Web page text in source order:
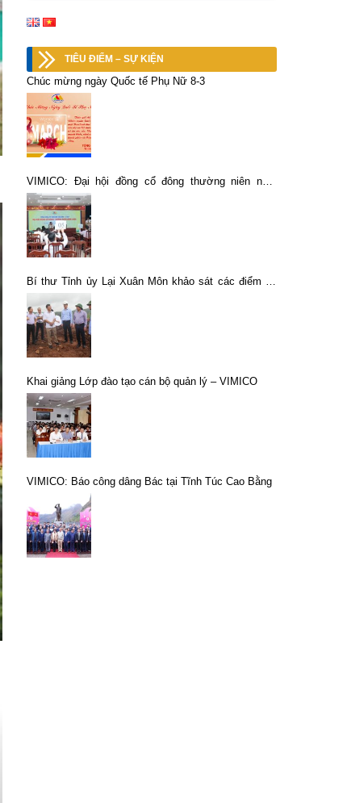
TIÊU ĐIỂM – SỰ KIỆN
Chúc mừng ngày Quốc tế Phụ Nữ 8-3
VIMICO: Đại hội đồng cổ đông thường niên năm
2025
Bí thư Tỉnh ủy Lại Xuân Môn khảo sát các điểm đổ
thải thuộc Dự án khai thác lộ thiên mỏ sắt Nà Rụa
(Thành phố)
Khai giảng Lớp đào tạo cán bộ quản lý – VIMICO
VIMICO: Báo công dâng Bác tại Tĩnh Túc Cao Bằng